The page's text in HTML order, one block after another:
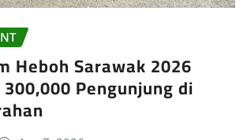
Heboh Sarawak 2026
Pengunjung di